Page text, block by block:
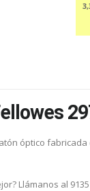
óptico
Llámanos al